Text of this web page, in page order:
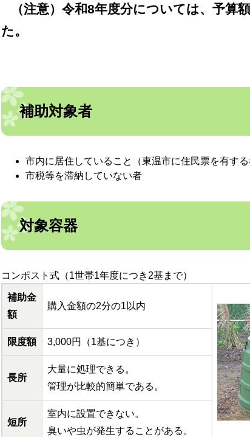
（注意）令和8年度分については、予算
た。
補助対象者
市内に居住していること（東温市に住民票を有する
市税等を滞納していない者
対象容器
コンポスト式（1世帯1年度につき2基まで）
補助金
額
購入金額の2分の1以内
限度額 3,000円（1基につき）
長所
大量に処理できる。
管理が比較的簡単である。
短所
室内に設置できない。
臭いや虫が発生することがある。